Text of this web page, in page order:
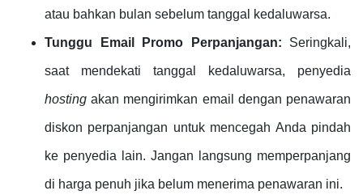
atau bahkan bulan sebelum tanggal kedaluwarsa.
Tunggu Email Promo Perpanjangan: Seringkali,
saat mendekati tanggal kedaluwarsa, penyedia
hosting akan mengirimkan email dengan penawaran
diskon perpanjangan untuk mencegah Anda pindah
ke penyedia lain. Jangan langsung memperpanjang
di harga penuh jika belum menerima penawaran ini.